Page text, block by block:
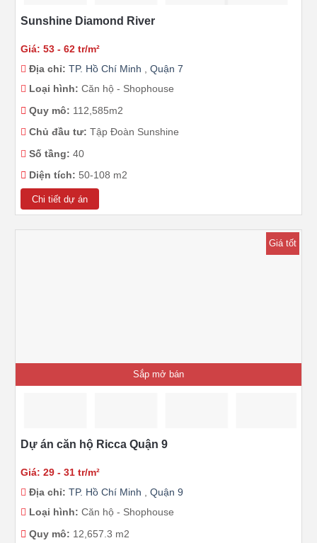
Sunshine Diamond River
Giá: 53 - 62 tr/m²
Địa chỉ: TP. Hồ Chí Minh , Quận 7
Loại hình: Căn hộ - Shophouse
Quy mô: 112,585m2
Chủ đầu tư: Tập Đoàn Sunshine
Số tầng: 40
Diện tích: 50-108 m2
Chi tiết dự án
Giá tốt
Sắp mở bán
Dự án căn hộ Ricca Quận 9
Giá: 29 - 31 tr/m²
Địa chỉ: TP. Hồ Chí Minh , Quận 9
Loại hình: Căn hộ - Shophouse
Quy mô: 12,657.3 m2